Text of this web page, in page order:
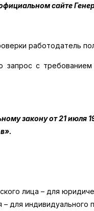
сайте
работодатель
с
закону от 21
лица – для
для индивидуального